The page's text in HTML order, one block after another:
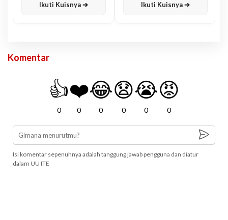
Ikuti Kuisnya ➔ Ikuti Kuisnya ➔
Komentar
👍
0
❤️
0
😂
0
😧
0
😭
0
😡
0
Isi komentar sepenuhnya adalah tanggung jawab pengguna dan diatur
dalam UU ITE